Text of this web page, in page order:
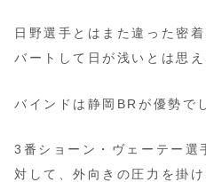
日野選手とはまた違った密
バートして日が浅いとは思
バインドは静岡BRが優勢で
3番ショーン・ヴェーテー選
対して、外向きの圧力を掛け